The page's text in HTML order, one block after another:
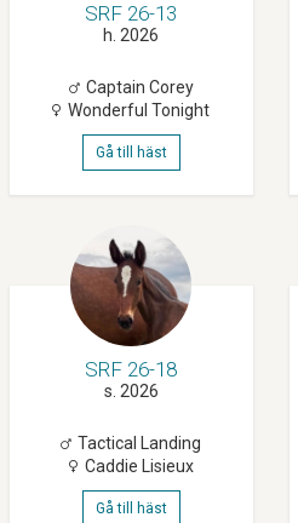
SRF 26-13
h. 2026
Captain Corey
Wonderful Tonight
Gå till häst
SRF 26-18
s. 2026
Tactical Landing
Caddie Lisieux
Gå till häst